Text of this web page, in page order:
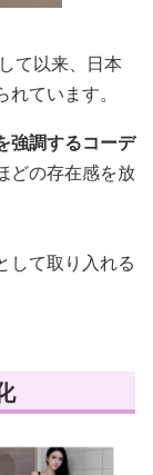
て以来、日本
ています。
強調するコーデ
どの存在感を放
して取り入れる